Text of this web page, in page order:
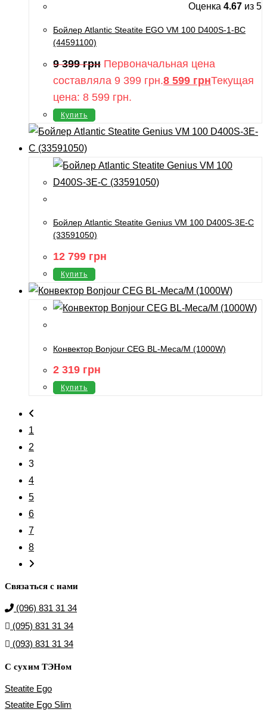
Оценка 4.67 из 5
Бойлер Atlantic Steatite EGO VM 100 D400S-1-BC
(44591100)
9 399грн Первоначальная цена
составляла 9 399 грн.8 599 грнТекущая
цена: 8 599 грн.
Купить
Бойлер Atlantic Steatite Genius VM 100 D400S-3E-C
(33591050)
12 799 грн
Купить
Конвектор Bonjour CEG BL-Meca/M (1000W)
2 319 грн
Купить
1
2
3
4
5
6
7
8
Связаться с нами
(096) 831 31 34
(095) 831 31 34
(093) 831 31 34
С сухим ТЭНом
Steatite Ego
Steatite Ego Slim